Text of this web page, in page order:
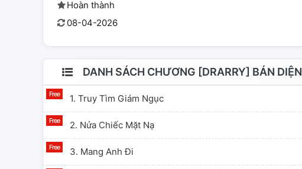
Hoàn thành
08-04-2026
DANH SÁCH CHƯƠNG [DRARRY] BÁN DIỆN
1. Truy Tìm Giám Ngục
2. Nửa Chiếc Mặt Nạ
3. Mang Anh Đi